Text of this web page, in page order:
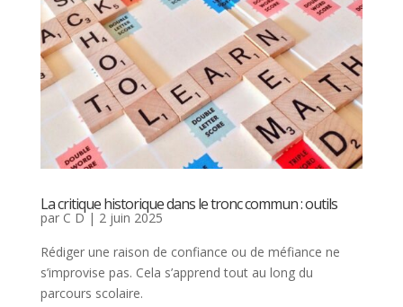
La critique historique dans le tronc commun : outils
par C D| 2 juin 2025
Rédiger une raison de confiance ou de méfiance ne
s’improvise pas. Cela s’apprend tout au long du
parcours scolaire.